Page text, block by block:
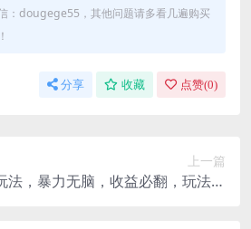
：dougege55，其他问题请多看几遍购买
分享 收藏 点赞(0)
上一篇
法，暴力无脑，收益必翻，玩法长